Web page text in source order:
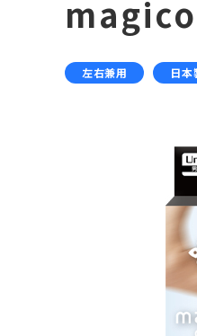
左右兼用 日本